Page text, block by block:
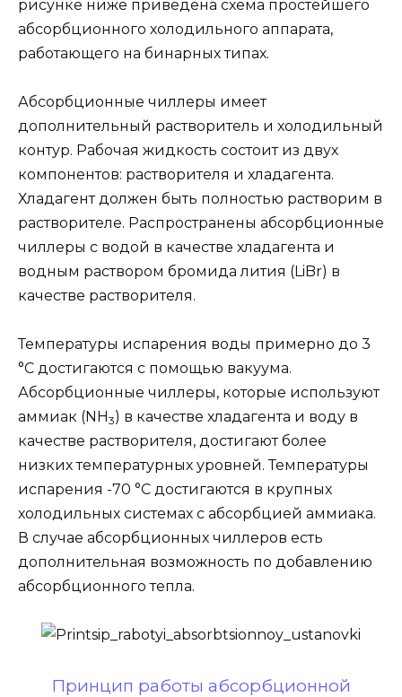
рисунке ниже приведена схема простейшего
абсорбционного холодильного аппарата,
работающего на бинарных типах.
Абсорбционные чиллеры имеет
дополнительный растворитель и холодильный
контур. Рабочая жидкость состоит из двух
компонентов: растворителя и хладагента.
Хладагент должен быть полностью растворим в
растворителе. Распространены абсорбционные
чиллеры с водой в качестве хладагента и
водным раствором бромида лития (LiBr) в
качестве растворителя.
Температуры испарения воды примерно до 3
°C достигаются с помощью вакуума.
Абсорбционные чиллеры, которые используют
аммиак (NH 3) в качестве хладагента и воду в
качестве растворителя, достигают более
низких температурных уровней. Температуры
испарения -70 °C достигаются в крупных
холодильных системах с абсорбцией аммиака.
В случае абсорбционных чиллеров есть
дополнительная возможность по добавлению
абсорбционного тепла.
Принцип работы абсорбционной